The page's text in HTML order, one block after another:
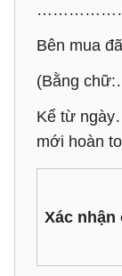
Bên mua
(Bằng
Kể từ
mới hoàn
Xác